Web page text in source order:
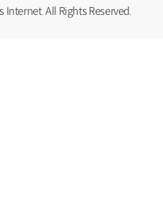
All Rights Reserved.